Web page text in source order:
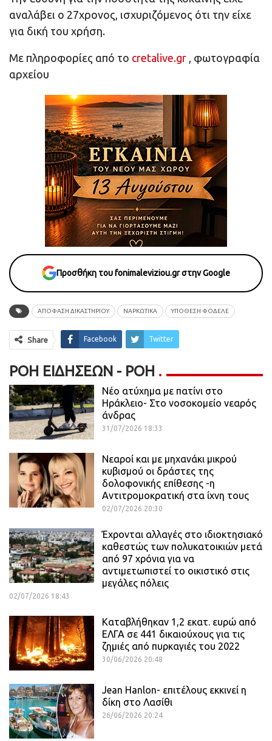
αναλάβει ο 27χρονος, ισχυριζόμενος ότι την είχε
για δική του χρήση.
Με πληροφορίες από το cretalive.gr
, φωτογραφία
αρχείου
Προσθήκη του fonimaleviziou.gr στην Google
ΑΠΟΦΑΣΗ ΔΙΚΑΣΤΗΡΙΟΥ ΝΑΡΚΩΤΙΚΑ ΥΠΟΘΕΣΗ ΦΟΔΕΛΕ
Share Facebook Twitter
ΡΟΉ ΕΙΔΉΣΕΩΝ - ΡΟΗ
Νέο ατύχημα με πατίνι στο
Ηράκλειο- Στο νοσοκομείο νεαρός
άνδρας
31/07/2026 18:33
Νεαροί και με μηχανάκι μικρού
κυβισμού οι δράστες της
δολοφονικής επίθεσης -η
Αντιτρομοκρατική στα ίχνη τους
02/07/2026 20:30
Έχρονται αλλαγές στο ιδιοκτησιακό
καθεστώς των πολυκατοικιών μετά
από 97 χρόνια για να
αντιμετωπιστεί το οικιστικό στις
μεγάλες πόλεις
02/07/2026 18:43
Καταβλήθηκαν 1,2 εκατ. ευρώ από
ΕΛΓΑ σε 441 δικαιούχους για τις
ζημιές από πυρκαγιές του 2022
30/06/2026 20:48
Jean Hanlon- επιτέλους εκκινεί η
δίκη στο Λασίθι
26/06/2026 20:24